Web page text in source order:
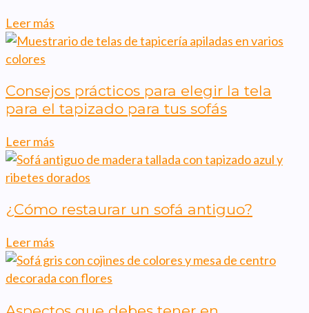
Leer más
Consejos prácticos para elegir la tela
para el tapizado para tus sofás
Leer más
¿Cómo restaurar un sofá antiguo?
Leer más